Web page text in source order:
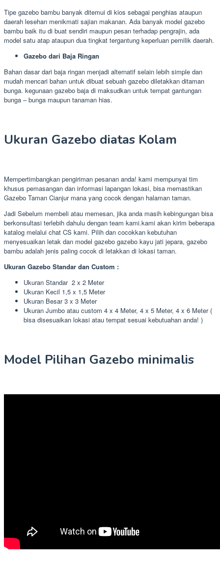
Tipe gazebo bambu banyak ditemui di kios sebagai penghias ataupun
daerah lesehan menikmati sajian makanan. Ada banyak model gazebo
bambu baik itu di buat sendiri maupun pesan terhadap pengrajin, ada
model satu atap ataupun dua tingkat tergantung keperluan pemilik daerah.
Gazebo dari Baja Ringan
Bahan dasar dari baja ringan menjadi alternatif selain lebih simple dan
mudah mencari bahan untuk dibuat sebuah gazebo diletakkan ditaman
bunga. kegunaan gazebo baja di maksudkan untuk tempat gantungan
bunga – bunga maupun tanaman hias.
Ukuran Gazebo diatas Kolam
Mempertimbangkan pengiriman pesanan anda! kami mempunyai tim
khusus pemasangan dan informasi lapangan lokasi, bisa memastikan
Gazebo Taman Cianjur mana yang cocok dengan halaman taman.
Jadi Sebelum membeli atau memesan, jika anda masih kebingungan bisa
berkonsultasi terlebih dahulu dengan team kami.kami akan kirim beberapa
katalog melalui chat CS kami. Pilih dan cocokkan kebutuhan
menyesuaikan letak dan model gazebo gazebo kayu jati jepara, gazebo
bambu adalah jenis paling cocok di letakkan di lokasi taman.
Ukuran Gazebo Standar dan Custom :
Ukuran Standar 2 x 2 Meter
Ukuran Kecil 1,5 x 1,5 Meter
Ukuran Besar 3 x 3 Meter
Ukuran Jumbo atau custom 4 x 4 Meter, 4 x 5 Meter, 4 x 6 Meter (
bisa disesuaikan lokasi atau tempat sesuai kebutuahan anda! )
Model Pilihan Gazebo minimalis